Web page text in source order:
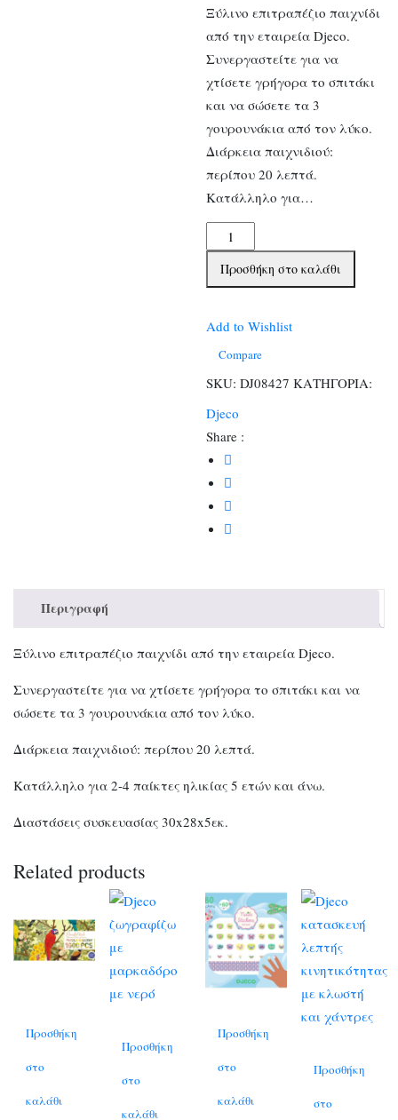
Ξύλινο επιτραπέζιο παιχνίδι
από την εταιρεία Djeco.
Συνεργαστείτε για να
χτίσετε γρήγορα το σπιτάκι
και να σώσετε τα 3
γουρουνάκια από τον λύκο.
Διάρκεια παιχνιδιού:
περίπου 20 λεπτά.
Κατάλληλο για…
Djeco
επιτραπέζιο
συνεργασίας
Προσθήκη στο καλάθι
Add to Wishlist
Compare
SKU: DJ08427 ΚΑΤΗΓΟΡΙΑ:
Djeco
Share :
Περιγραφή
Ξύλινο επιτραπέζιο παιχνίδι από την εταιρεία Djeco.
Συνεργαστείτε για να χτίσετε γρήγορα το σπιτάκι και να
σώσετε τα 3 γουρουνάκια από τον λύκο.
Διάρκεια παιχνιδιού: περίπου 20 λεπτά.
Κατάλληλο για 2-4 παίκτες ηλικίας 5 ετών και άνω.
Διαστάσεις συσκευασίας 30x28x5εκ.
Related products
Προσθήκη
στο
καλάθι
Προσθήκη
στο
καλάθι
Προσθήκη
στο
καλάθι
Προσθήκη
στο